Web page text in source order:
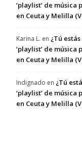
‘playlist’ de
en Ceuta y Melilla
Karina L. en ¿Tú
‘playlist’ de
en Ceuta y Melilla
Indignado en ¿Tú
‘playlist’ de
en Ceuta y Melilla